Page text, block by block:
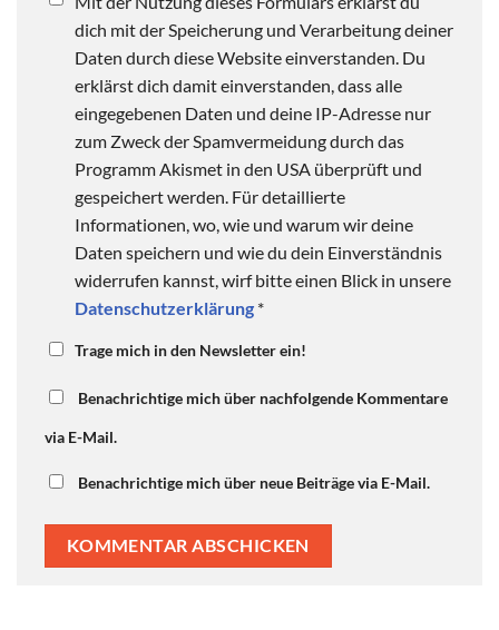
dich mit der Speicherung und Verarbeitung deiner
Daten durch diese Website einverstanden. Du
erklärst dich damit einverstanden, dass alle
eingegebenen Daten und deine IP-Adresse nur
zum Zweck der Spamvermeidung durch das
Programm Akismet in den USA überprüft und
gespeichert werden. Für detaillierte
Informationen, wo, wie und warum wir deine
Daten speichern und wie du dein Einverständnis
widerrufen kannst, wirf bitte einen Blick in unsere
Datenschutzerklärung *
Trage mich in den Newsletter ein!
Benachrichtige mich über nachfolgende Kommentare
via E-Mail.
Benachrichtige mich über neue Beiträge via E-Mail.